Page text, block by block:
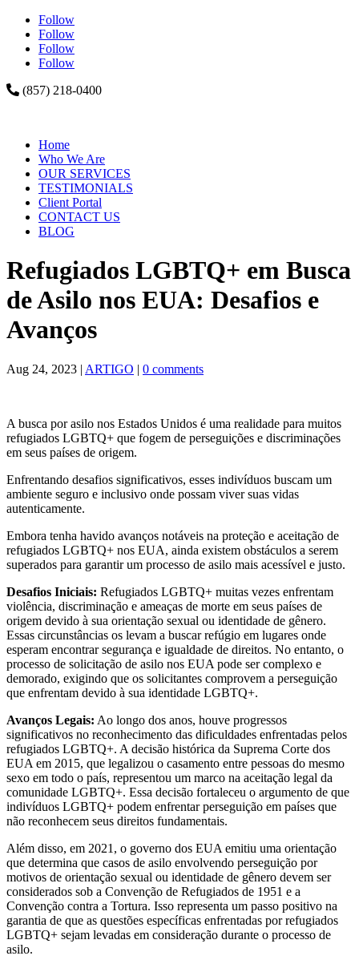
Follow
Follow
Follow
Follow
(857) 218-0400
Home
Who We Are
OUR SERVICES
TESTIMONIALS
Client Portal
CONTACT US
BLOG
Refugiados LGBTQ+ em Busca
de Asilo nos EUA: Desafios e
Avanços
Aug 24, 2023 | ARTIGO | 0 comments
A busca por asilo nos Estados Unidos é uma realidade para muitos
refugiados LGBTQ+ que fogem de perseguições e discriminações
em seus países de origem.
Enfrentando desafios significativos, esses indivíduos buscam um
ambiente seguro e inclusivo onde possam viver suas vidas
autenticamente.
Embora tenha havido avanços notáveis ​​na proteção e aceitação de
refugiados LGBTQ+ nos EUA, ainda existem obstáculos a serem
superados para garantir um processo de asilo mais acessível e justo.
Desafios Iniciais: Refugiados LGBTQ+ muitas vezes enfrentam
violência, discriminação e ameaças de morte em seus países de
origem devido à sua orientação sexual ou identidade de gênero.
Essas circunstâncias os levam a buscar refúgio em lugares onde
esperam encontrar segurança e igualdade de direitos. No entanto, o
processo de solicitação de asilo nos EUA pode ser complexo e
demorado, exigindo que os solicitantes comprovem a perseguição
que enfrentam devido à sua identidade LGBTQ+.
Avanços Legais: Ao longo dos anos, houve progressos
significativos no reconhecimento das dificuldades enfrentadas pelos
refugiados LGBTQ+. A decisão histórica da Suprema Corte dos
EUA em 2015, que legalizou o casamento entre pessoas do mesmo
sexo em todo o país, representou um marco na aceitação legal da
comunidade LGBTQ+. Essa decisão fortaleceu o argumento de que
indivíduos LGBTQ+ podem enfrentar perseguição em países que
não reconhecem seus direitos fundamentais.
Além disso, em 2021, o governo dos EUA emitiu uma orientação
que determina que casos de asilo envolvendo perseguição por
motivos de orientação sexual ou identidade de gênero devem ser
considerados sob a Convenção de Refugiados de 1951 e a
Convenção contra a Tortura. Isso representa um passo positivo na
garantia de que as questões específicas enfrentadas por refugiados
LGBTQ+ sejam levadas em consideração durante o processo de
asilo.